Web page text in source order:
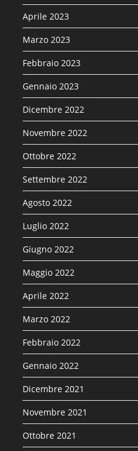
Aprile 2023
Marzo 2023
Febbraio 2023
Gennaio 2023
Dicembre 2022
Novembre 2022
Ottobre 2022
Settembre 2022
Agosto 2022
Luglio 2022
Giugno 2022
Maggio 2022
Aprile 2022
Marzo 2022
Febbraio 2022
Gennaio 2022
Dicembre 2021
Novembre 2021
Ottobre 2021